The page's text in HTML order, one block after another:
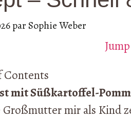
parSophie Weber
Contents
mit Süßkartoffel-
mir als Kind